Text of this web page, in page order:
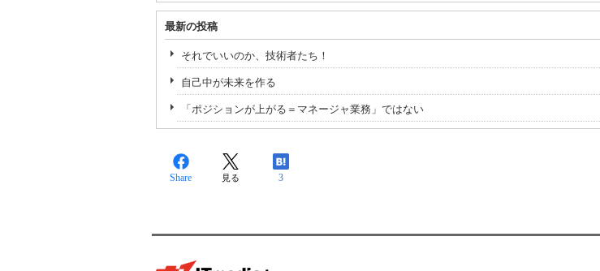
最新の投稿
それでいいのか、技術者たち！
自己中が未来を作る
「ポジションが上がる＝マネージャ業務」ではない
Share 見る 3